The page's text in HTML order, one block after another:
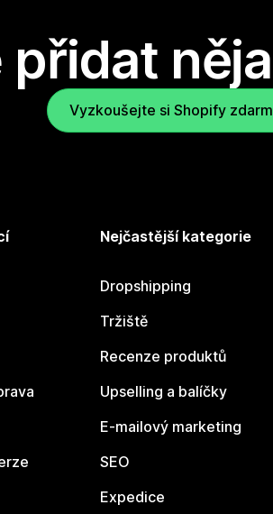
přidat
Vyzkoušejte si Shopify
Nejčastější kategorie
Dropshipping
Tržiště
Recenze produktů
Upselling a balíčky
E-mailový marketing
SEO
Expedice